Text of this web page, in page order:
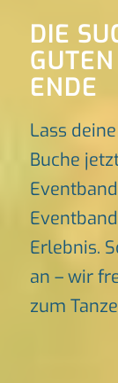
DIE
ENDE
Lass
Buche
Erlebnis.
an – wir
zum